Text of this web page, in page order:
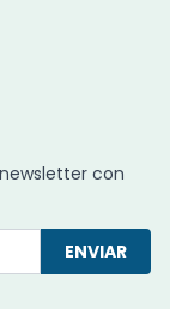
con
ENVIAR